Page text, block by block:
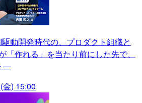
駆動開発時代の、プロダクト組織と
作れる」を当たり前にした先で、
―
) 15:00